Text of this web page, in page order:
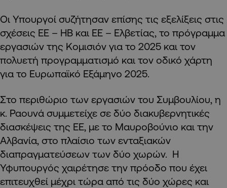
Οι Υπουργοί συζήτησαν επίσης τις εξελίξεις στις
σχέσεις ΕΕ – ΗΒ και ΕΕ – Ελβετίας, το πρόγραμμα
εργασιών της Κομισιόν για το 2025 και τον
πολυετή προγραμματισμό και τον οδικό χάρτη
για το Ευρωπαϊκό Εξάμηνο 2025.
Στο περιθώριο των εργασιών του Συμβουλίου, η
κ. Ραουνά συμμετείχε σε δύο διακυβερνητικές
διασκέψεις της ΕΕ, με το Μαυροβούνιο και την
Αλβανία, στο πλαίσιο των ενταξιακών
διαπραγματεύσεων των δύο χωρών. Η
Υφυπουργός χαιρέτησε την πρόοδο που έχει
επιτευχθεί μέχρι τώρα από τις δύο χώρες και